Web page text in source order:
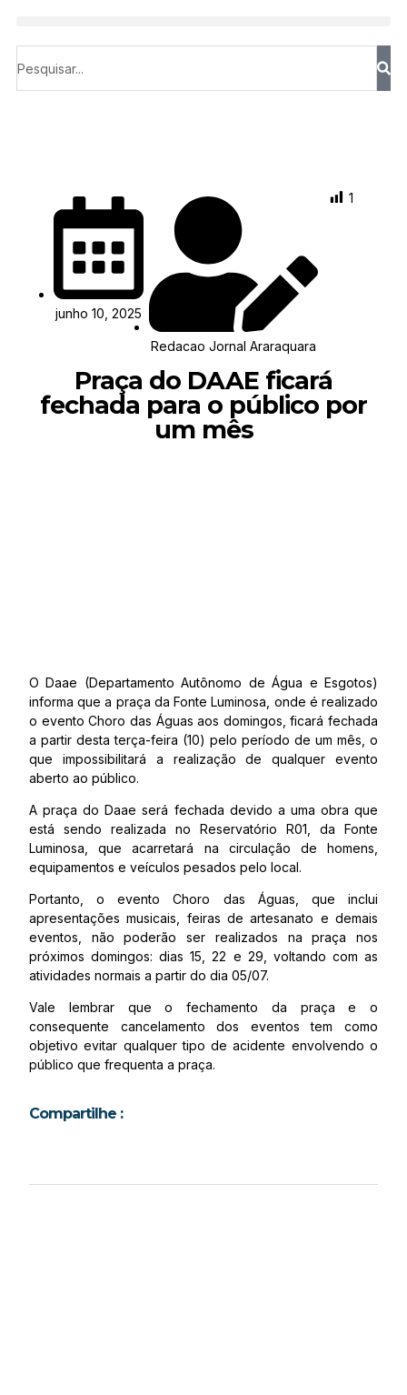
junho 10, 2025
Redacao Jornal Araraquara
1
Praça do DAAE ficará
fechada para o público por
um mês
O Daae (Departamento Autônomo de Água e Esgotos)
informa que a praça da Fonte Luminosa, onde é realizado
o evento Choro das Águas aos domingos, ficará fechada
a partir desta terça-feira (10) pelo período de um mês, o
que impossibilitará a realização de qualquer evento
aberto ao público.
A praça do Daae será fechada devido a uma obra que
está sendo realizada no Reservatório R01, da Fonte
Luminosa, que acarretará na circulação de homens,
equipamentos e veículos pesados pelo local.
Portanto, o evento Choro das Águas, que inclui
apresentações musicais, feiras de artesanato e demais
eventos, não poderão ser realizados na praça nos
próximos domingos: dias 15, 22 e 29, voltando com as
atividades normais a partir do dia 05/07.
Vale lembrar que o fechamento da praça e o
consequente cancelamento dos eventos tem como
objetivo evitar qualquer tipo de acidente envolvendo o
público que frequenta a praça.
Compartilhe :